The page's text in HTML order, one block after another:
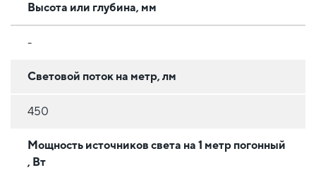
Высота или глубина, мм
-
Световой поток на метр, лм
450
Мощность источников света на 1 метр погонный
, Вт